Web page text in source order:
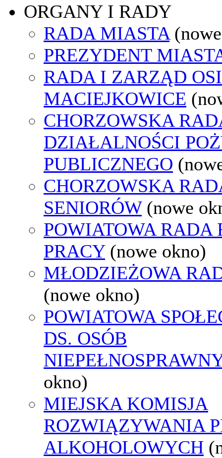
ORGANY I RADY
RADA MIASTA
PREZYDENT
RADA I ZARZĄD
MACIEJKOWICE
CHORZOWSKA
DZIAŁALNOŚCI
PUBLICZNEGO
CHORZOWSKA
SENIORÓW (nowe
POWIATOWA RADA
PRACY (nowe okno)
MŁODZIEŻOWA
(nowe okno)
POWIATOWA
DS. OSÓB
okno)
MIEJSKA KOMISJA
ROZWIĄZYWANIA
ALKOHOLOWYCH